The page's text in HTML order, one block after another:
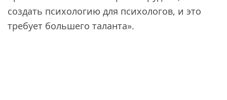
создать психологию для психологов, и это
требует большего таланта».